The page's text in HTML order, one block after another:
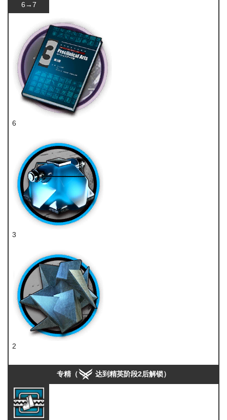
6→7
6
3
2
专精（ 达到精英阶段2后解锁）